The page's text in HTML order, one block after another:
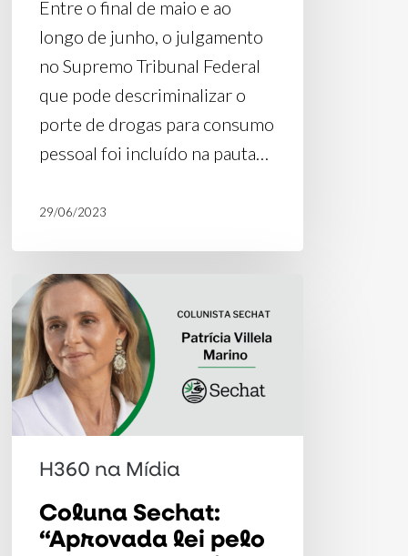
Entre o final de maio e ao
longo de junho, o julgamento
no Supremo Tribunal Federal
que pode descriminalizar o
porte de drogas para consumo
pessoal foi incluído na pauta…
29/06/2023
Coluna
Sechat:
“Aprovada
lei
pelo
uso
medicinal
H360 na Mídia
Coluna Sechat:
“Aprovada lei pelo